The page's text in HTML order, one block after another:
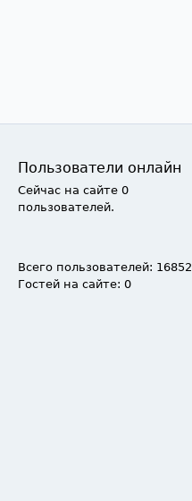
Пользователи онлайн
Сейчас на сайте 0
пользователей.
Всего пользователей: 16852
Гостей на сайте: 0